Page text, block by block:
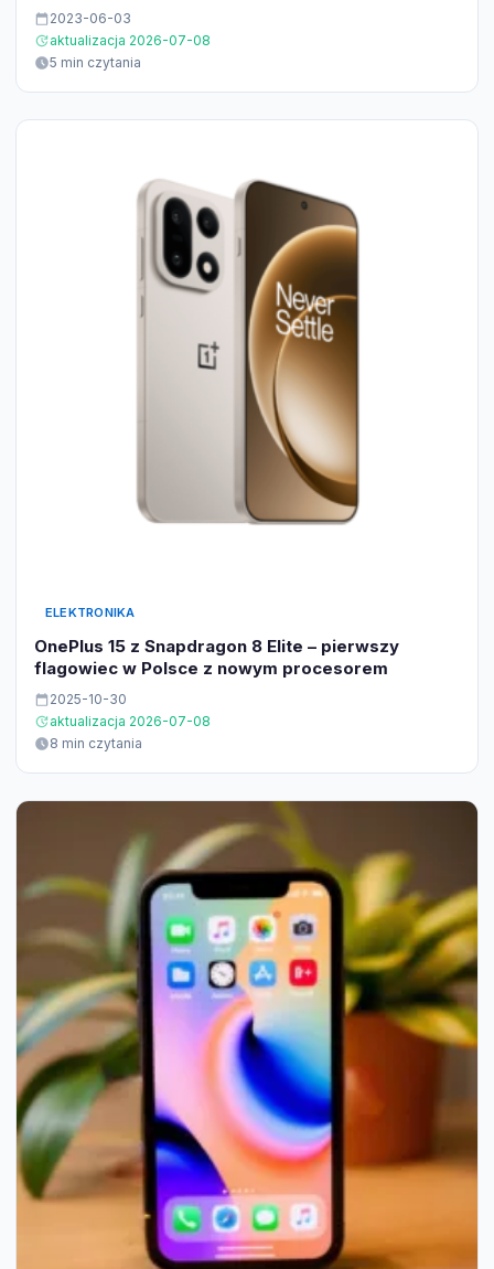
2023-06-03
aktualizacja 2026-07-08
5 min czytania
ELEKTRONIKA
OnePlus 15 z Snapdragon 8 Elite – pierwszy
flagowiec w Polsce z nowym procesorem
2025-10-30
aktualizacja 2026-07-08
8 min czytania